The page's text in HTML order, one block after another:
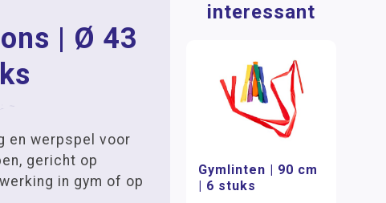
| Ø 43
en werpspel voor
gericht op
in gym of op
interessant
Gymlinten | 90 cm
| 6 stuks